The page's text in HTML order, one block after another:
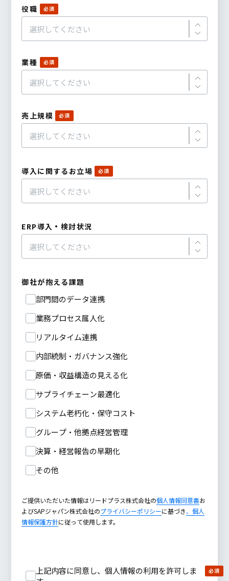
役職
業種
売上規模
導入に関するお立場
ERP導入・検討状況
御社が抱える課題
部門間のデータ連携
業務プロセス属人化
リアルタイム連携
内部統制・ガバナンス強化
原価・収益構造の見える化
サプライチェーン最適化
システム老朽化・保守コスト
グループ・他拠点経営管理
決算・経営報告の早期化
その他
ご提供いただいた情報はリードプラス株式会社の個人情報同意書お
よびSAPジャパン株式会社のプライバシーポリシーに基づき、個人
情報保護方針に従って使用します。
上記内容に同意し、個人情報の利用を許可しま